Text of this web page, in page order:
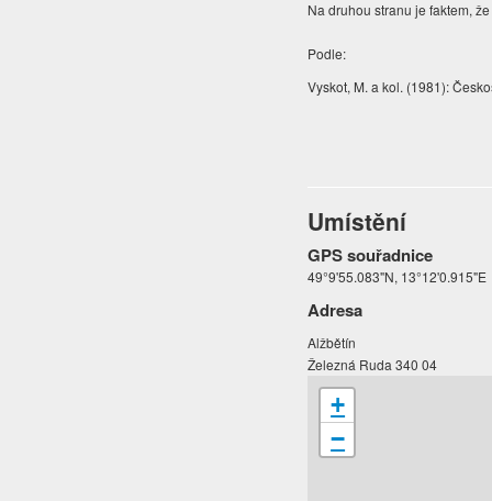
Na druhou stranu je faktem,
Podle:
Vyskot, M. a kol. (1981):
Umístění
GPS souřadnice
49°9'55.083"N, 13°12'0.915"E
Adresa
Alžbětín
Železná Ruda 340 04
+
−